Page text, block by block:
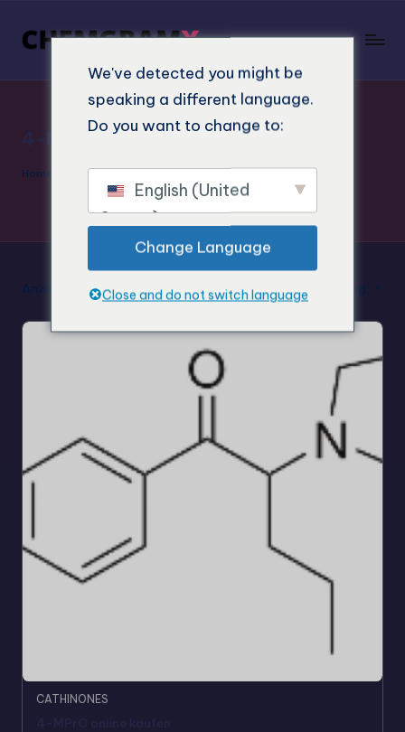
4-MPrC zum Verkauf
Home 4-MPrC zum Verkauf
Anzeige des Einzelergebnisses Standard-Sortierung
CATHINONES
We've detected you might be
speaking a different language.
Do you want to change to:
English (United
States)
Change Language
Close and do not switch language